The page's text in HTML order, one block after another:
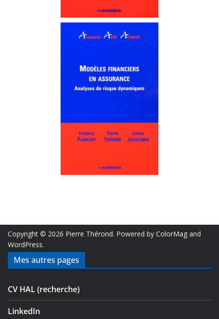
Copyright © 2026 Pierre Thérond. Powered by ColorMag and
WordPress.
Mes autres pages
CV HAL (recherche)
LinkedIn